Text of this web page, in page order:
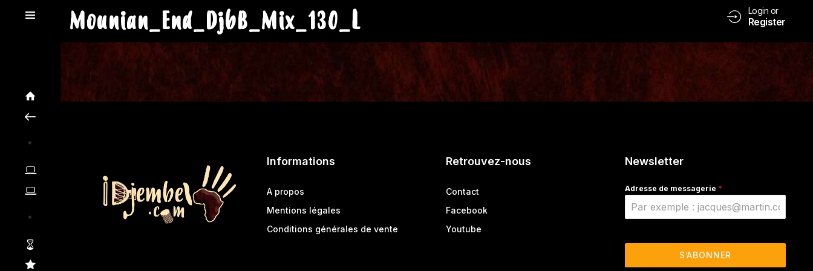
Mounian_End_DjbB_Mix_130_L Login or
Register
Informations
A propos
Mentions légales
Conditions générales de vente
Retrouvez-nous
Contact
Facebook
Youtube
Newsletter
Adresse de messagerie *
S’ABONNER